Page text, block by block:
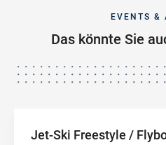
EVENTS &
Das könnte Sie
Jet-Ski Freestyle /